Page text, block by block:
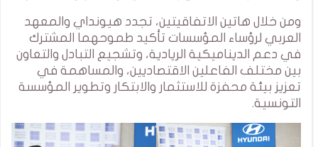
ومن خلال هاتين الاتفاقيتين، تجدد هيونداي والمعهد
العربي لرؤساء المؤسسات تأكيد طموحهما المشترك
في دعم الديناميكية الريادية، وتشجيع التبادل والتعاون
بين مختلف الفاعلين الاقتصاديين، والمساهمة في
تعزيز بيئة محفزة للاستثمار والابتكار وتطوير المؤسسة
التونسية.